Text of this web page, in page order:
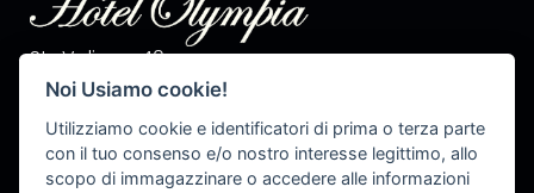
Str. Valiares 40
I-39030 S.Vigilio di Marebbe
Tel. +39 0474 50 10 28
Fax +39 0474 50 13 81
P.IVA 00576540215
info@olympiahotel.it
Noi Usiamo cookie!
Utilizziamo cookie e identificatori di prima o terza parte
con il tuo consenso e/o nostro interesse legittimo, allo
scopo di immagazzinare o accedere alle informazioni